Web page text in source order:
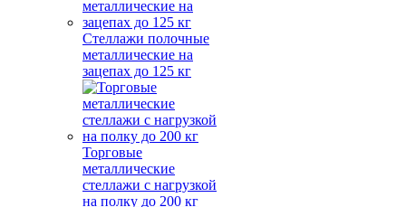
Стеллажи полочные
металлические на
зацепах до 125 кг
Торговые
металлические
стеллажи с нагрузкой
на полку до 200 кг